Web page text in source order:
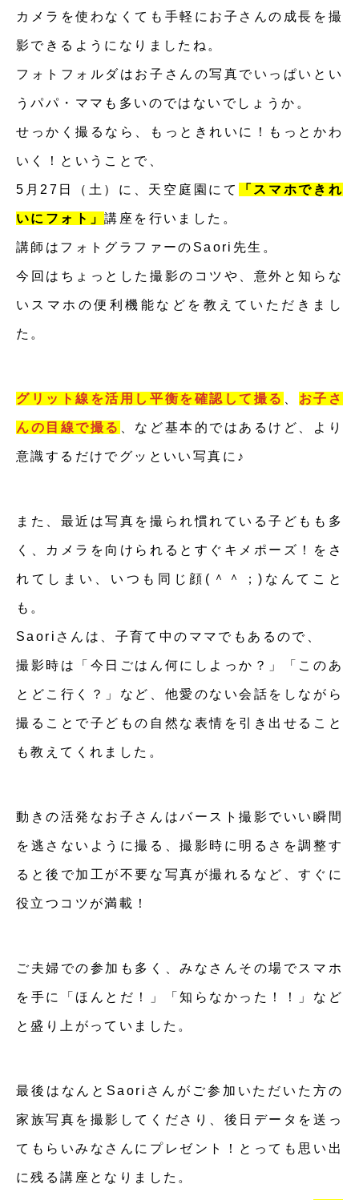
カメラを使わなくても手軽にお子さんの成長を撮
影できるようになりましたね。
フォトフォルダはお子さんの写真でいっぱいとい
うパパ・ママも多いのではないでしょうか。
せっかく撮るなら、もっときれいに！もっとかわ
いく！ということで、
5月27日（土）に、天空庭園にて 「スマホできれ
いにフォト」講座を行いました。
講師はフォトグラファーのSaori先生。
今回はちょっとした撮影のコツや、意外と知らな
いスマホの便利機能などを教えていただきまし
た。
グリット線を活用し平衡を確認して撮る お子さ
んの目線で撮る 、など基本的ではあるけど、より
意識するだけでグッといい写真に♪
また、最近は写真を撮られ慣れている子どもも多
く、カメラを向けられるとすぐキメポーズ！をさ
れてしまい、いつも同じ顔(＾＾；)なんてこと
も。
Saoriさんは、子育て中のママでもあるので、
撮影時は「今日ごはん何にしよっか？」「このあ
とどこ行く？」など、他愛のない会話をしながら
撮ることで子どもの自然な表情を引き出せること
も教えてくれました。
動きの活発なお子さんはバースト撮影でいい瞬間
を逃さないように撮る、撮影時に明るさを調整す
ると後で加工が不要な写真が撮れるなど、すぐに
役立つコツが満載！
ご夫婦での参加も多く、みなさんその場でスマホ
を手に「ほんとだ！」「知らなかった！！」など
と盛り上がっていました。
最後はなんとSaoriさんがご参加いただいた方の
家族写真を撮影してくださり、後日データを送っ
てもらいみなさんにプレゼント！とっても思い出
に残る講座となりました。